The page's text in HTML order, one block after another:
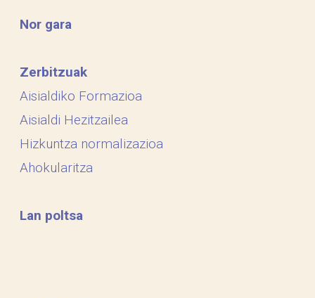
Nor gara
Zerbitzuak
Aisialdiko Formazioa
Aisialdi Hezitzailea
Hizkuntza normalizazioa
Ahokularitza
Lan poltsa